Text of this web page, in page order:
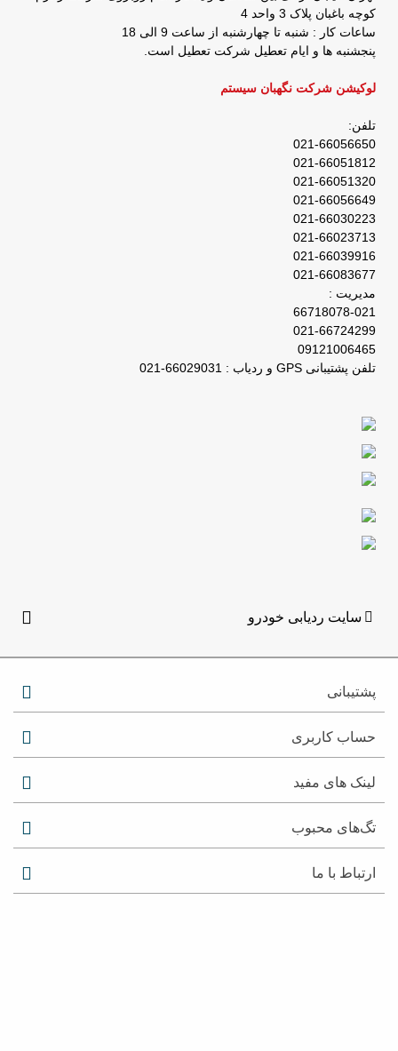
کوچه باغبان پلاک 3 واحد 4
ساعات کار : شنبه تا چهارشنبه از ساعت 9 الی 18
پنجشنبه ها و ایام تعطیل شرکت تعطیل است.
لوکیشن شرکت نگهبان سیستم
تلفن:
021-66056650
021-66051812
021-66051320
021-66056649
021-66030223
021-66023713
021-66039916
021-66083677
مدیریت :
66718078-021
021-66724299
09121006465
تلفن پشتیبانی GPS و ردیاب : 66029031-021
سایت ردیابی خودرو
پشتیبانی
حساب کاربری
لینک های مفید
تگ‌های محبوب
ارتباط با ما